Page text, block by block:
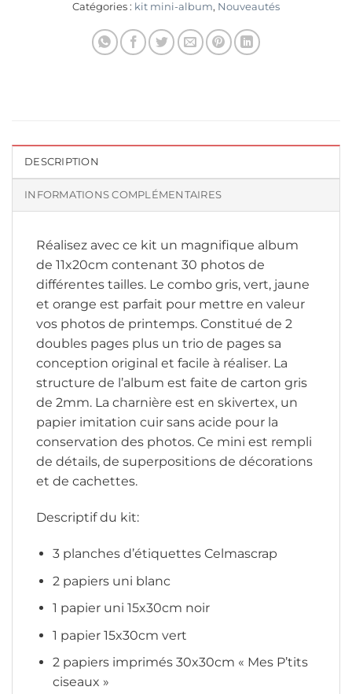
Catégories : kit mini-album, Nouveautés
DESCRIPTION
INFORMATIONS COMPLÉMENTAIRES
Réalisez avec ce kit un magnifique album
de 11x20cm contenant 30 photos de
différentes tailles. Le combo gris, vert, jaune
et orange est parfait pour mettre en valeur
vos photos de printemps. Constitué de 2
doubles pages plus un trio de pages sa
conception original et facile à réaliser. La
structure de l’album est faite de carton gris
de 2mm. La charnière est en skivertex, un
papier imitation cuir sans acide pour la
conservation des photos. Ce mini est rempli
de détails, de superpositions de décorations
et de cachettes.
Descriptif du kit:
3 planches d’étiquettes Celmascrap
2 papiers uni blanc
1 papier uni 15x30cm noir
1 papier 15x30cm vert
2 papiers imprimés 30x30cm « Mes P’tits
ciseaux »